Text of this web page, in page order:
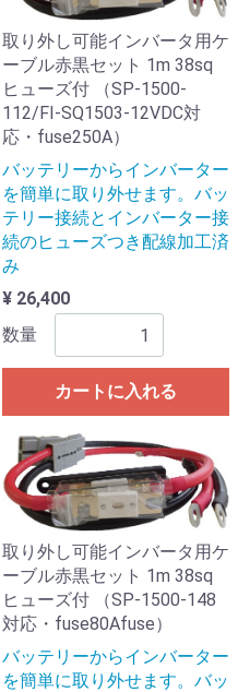
取り外し可能インバータ用ケ
ーブル赤黒セット 1m 38sq
ヒューズ付 （SP-1500-
112/FI-SQ1503-12VDC対
応・fuse250A）
バッテリーからインバーター
を簡単に取り外せます。バッ
テリー接続とインバーター接
続のヒューズつき配線加工済
み
¥ 26,400
数量
カートに入れる
取り外し可能インバータ用ケ
ーブル赤黒セット 1m 38sq
ヒューズ付 （SP-1500-148
対応・fuse80Afuse）
バッテリーからインバーター
を簡単に取り外せます。バッ